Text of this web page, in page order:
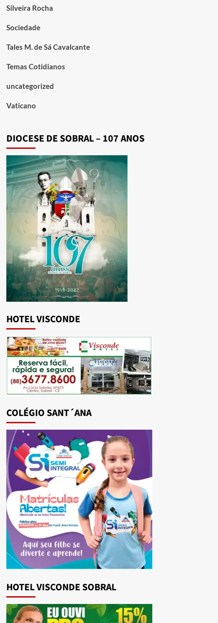
Silveira Rocha
Sociedade
Tales M. de Sá Cavalcante
Temas Cotidianos
uncategorized
Vaticano
DIOCESE DE SOBRAL – 107 ANOS
HOTEL VISCONDE
COLÉGIO SANT´ANA
HOTEL VISCONDE SOBRAL